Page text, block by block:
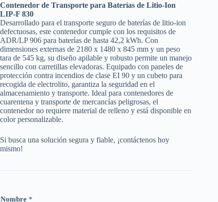
Contenedor de Transporte para Baterías de Litio-Ion
LIP-F 830
Desarrollado para el transporte seguro de baterías de litio-ion
defectuosas, este contenedor cumple con los requisitos de
ADR/LP 906 para baterías de hasta 42,2 kWh. Con
dimensiones externas de 2180 x 1480 x 845 mm y un peso
tara de 545 kg, su diseño apilable y robusto permite un manejo
sencillo con carretillas elevadoras. Equipado con paneles de
protección contra incendios de clase EI 90 y un cubeto para
recogida de electrolito, garantiza la seguridad en el
almacenamiento y transporte. Ideal para contenedores de
cuarentena y transporte de mercancías peligrosas, el
contenedor no requiere material de relleno y está disponible en
color personalizable.
Si busca una solución segura y fiable, ¡contáctenos hoy
mismo!
Nombre *